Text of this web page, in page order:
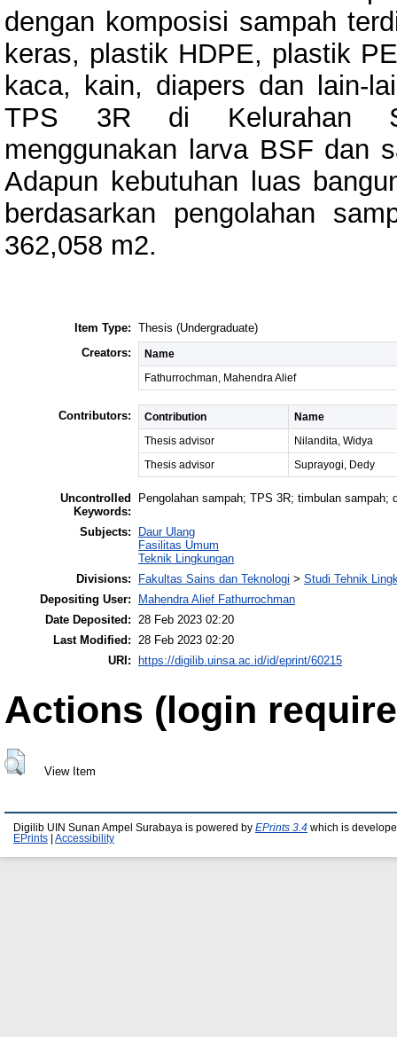
dengan komposisi sampah
keras, plastik HDPE, plastik
kaca, kain, diapers dan lain-
TPS 3R di Kelurahan
menggunakan larva BSF dan
Adapun kebutuhan luas
berdasarkan pengolahan
362,058 m2.
Item Type: Thesis (Undergraduate)
Creators:
Name
Fathurrochman, Mahendra Alief
Contributors: Contribution
Name
Thesis advisor
Nilandita, Widya
Thesis advisor
Suprayogi, Dedy
Uncontrolled
Keywords:
Pengolahan sampah; TPS 3R; timbulan
Subjects:
Daur Ulang
Fasilitas Umum
Teknik Lingkungan
Divisions:
Fakultas Sains dan Teknologi > Studi Tehnik
Depositing User:
Mahendra Alief Fathurrochman
Date Deposited: 28 Feb 2023 02:20
Last Modified: 28 Feb 2023 02:20
URI:
https://digilib.uinsa.ac.id/id/eprint/60215
Actions (login
View Item
Digilib UIN Sunan Ampel Surabaya is powered by EPrints 3.4 which is
EPrints
Accessibility